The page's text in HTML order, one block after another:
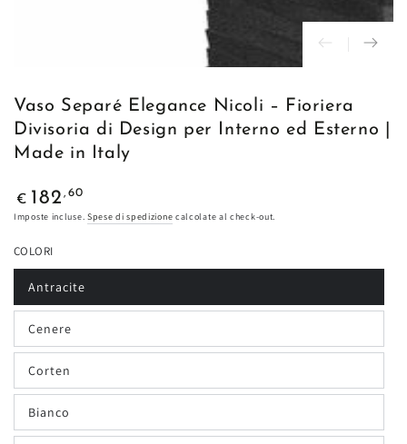
Vaso Separé Elegance Nicoli – Fioriera
Divisoria di Design per Interno ed Esterno |
Made in Italy
Prezzo
regolare
€ 182 ,60
Imposte incluse. Spese di spedizione calcolate al check-out.
COLORI
Antracite
Variante
esaurita
non
disponibile
Cenere
Variante
esaurita
non
disponibile
Corten
Variante
esaurita
non
disponibile
Bianco
Variante
esaurita